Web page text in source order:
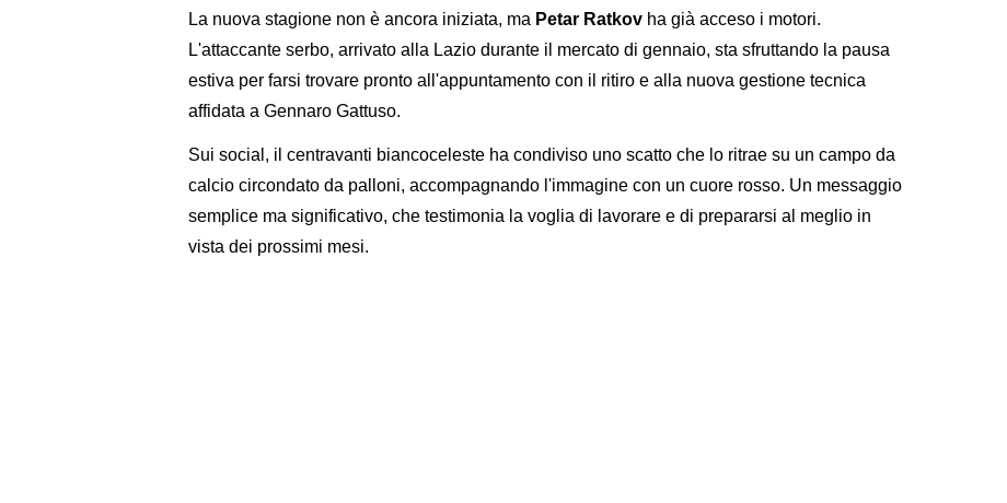
La nuova stagione non è ancora iniziata, ma Petar Ratkov ha già acceso i motori.
L'attaccante serbo, arrivato alla Lazio durante il mercato di gennaio, sta sfruttando la pausa
estiva per farsi trovare pronto all'appuntamento con il ritiro e alla nuova gestione tecnica
affidata a Gennaro Gattuso.
Sui social, il centravanti biancoceleste ha condiviso uno scatto che lo ritrae su un campo da
calcio circondato da palloni, accompagnando l'immagine con un cuore rosso. Un messaggio
semplice ma significativo, che testimonia la voglia di lavorare e di prepararsi al meglio in
vista dei prossimi mesi.